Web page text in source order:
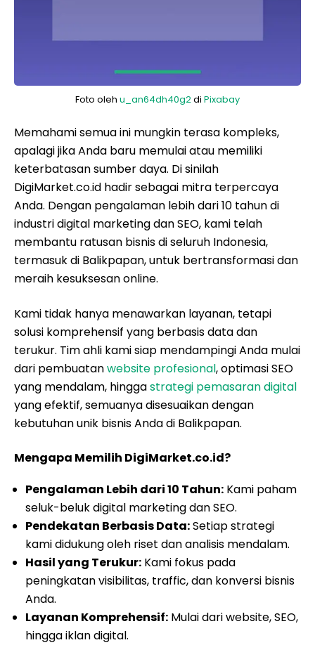
Foto oleh u_an64dh40g2di Pixabay
Memahami semua ini mungkin terasa kompleks,
apalagi jika Anda baru memulai atau memiliki
keterbatasan sumber daya. Di sinilah
DigiMarket.co.id hadir sebagai mitra terpercaya
Anda. Dengan pengalaman lebih dari 10 tahun di
industri digital marketing dan SEO, kami telah
membantu ratusan bisnis di seluruh Indonesia,
termasuk di Balikpapan, untuk bertransformasi dan
meraih kesuksesan online.
Kami tidak hanya menawarkan layanan, tetapi
solusi komprehensif yang berbasis data dan
terukur. Tim ahli kami siap mendampingi Anda mulai
dari pembuatanwebsite profesional, optimasi SEO
yang mendalam, hinggastrategi pemasaran digital
yang efektif, semuanya disesuaikan dengan
kebutuhan unik bisnis Anda di Balikpapan.
Mengapa Memilih DigiMarket.co.id?
Pengalaman Lebih dari 10 Tahun: Kami paham
seluk-beluk digital marketing dan SEO.
Pendekatan Berbasis Data:Setiap strategi
kami didukung oleh riset dan analisis mendalam.
Hasil yang Terukur: Kami fokus pada
peningkatan visibilitas, traffic, dan konversi bisnis
Anda.
Layanan Komprehensif: Mulai dari website, SEO,
hingga iklan digital.